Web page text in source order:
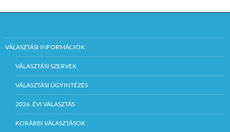
VÁLASZTÁSI INFORMÁCIÓK
VÁLASZTÁSI SZERVEK
VÁLASZTÁSI ÜGYINTÉZÉS
2026. ÉVI VÁLASZTÁS
KORÁBBI VÁLASZTÁSOK